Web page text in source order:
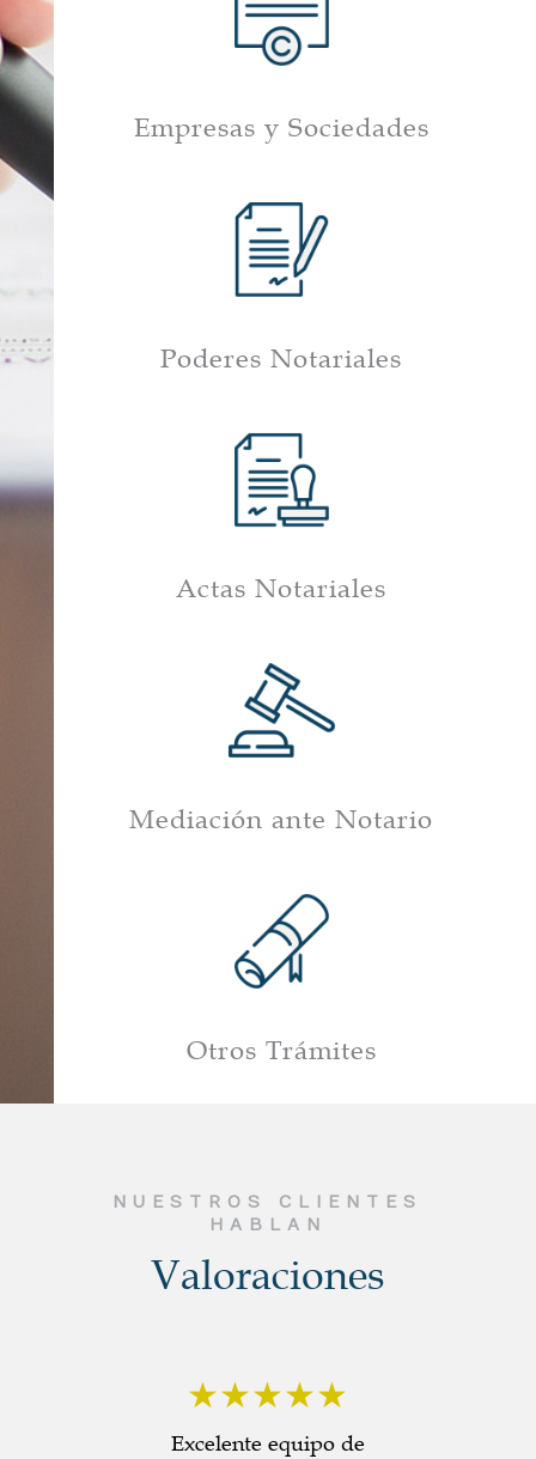
Empresas y Sociedades
Poderes Notariales
Actas Notariales
Mediación ante Notario
Otros Trámites
NUESTROS CLIENTES
HABLAN
Valoraciones
★★★★★
Excelente equipo de